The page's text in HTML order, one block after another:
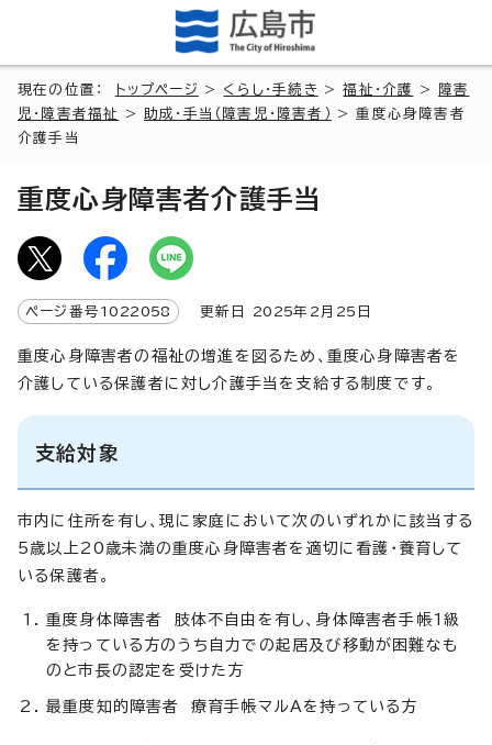
現在の位置： トップページ > くらし・手続き >福祉・介護 >
障害
児・障害者福祉
> 助成・手当（障害児・障害者）
> 重度心身障害者
介護手当
重度心身障害者介護手当
ページ番号 1022058 更新日 2025年2月 25 日
重度心身障害者の福祉の増進を図るため、重度心身障害者を
介護している保護者に対し介護手当を支給する制度です。
支給対象
市内に住所を有し、現に家庭において次のいずれかに該当する
5歳以上20歳未満の重度心身障害者を適切に看護・養育して
いる保護者。
重度身体障害者 肢体不自由を有し、身体障害者手帳1級
を持っている方のうち自力での起居及び移動が困難なも
のと市長の認定を受けた方
最重度知的障害者 療育手帳マルAを持っている方